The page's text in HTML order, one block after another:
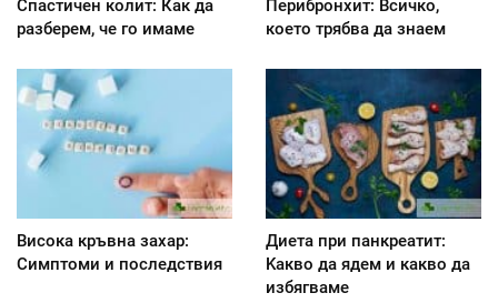
Спастичен колит: Как да
разберем, че го имаме
Перибронхит: Всичко,
което трябва да знаем
Висока кръвна захар:
Симптоми и последствия
Диета при панкреатит:
Kакво да ядем и какво да
избягваме